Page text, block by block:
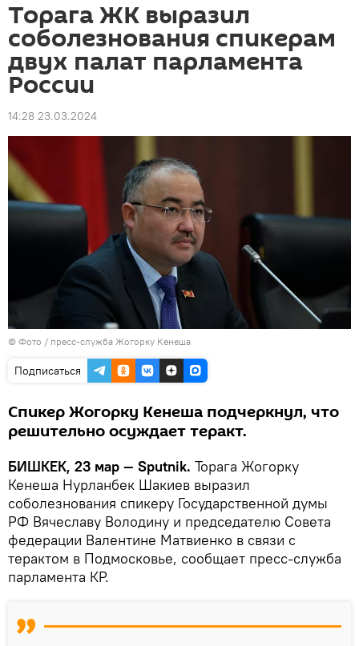
Торага ЖК выразил
соболезнования спикерам
двух палат парламента
России
14:28 23.03.2024
© Фото / пресс-служба Жогорку Кенеша
Подписаться
Спикер Жогорку Кенеша подчеркнул, что
решительно осуждает теракт.
БИШКЕК, 23 мар — Sputnik. Торага Жогорку
Кенеша Нурланбек Шакиев выразил
соболезнования спикеру Государственной думы
РФ Вячеславу Володину и председателю Совета
федерации Валентине Матвиенко в связи с
терактом в Подмосковье, сообщает пресс-служба
парламента КР.